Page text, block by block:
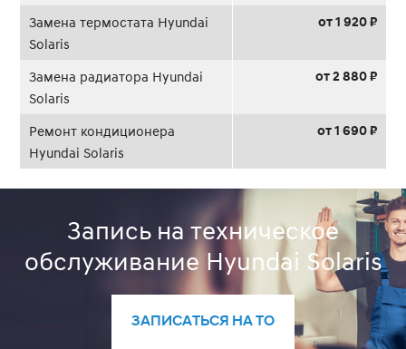
Замена термостата Hyundai
Solaris
от 1 920 ₽
Замена радиатора Hyundai
Solaris
от 2 880 ₽
Ремонт кондиционера
Hyundai Solaris
от 1 690 ₽
Запись на техническое
обслуживание Hyundai Solaris
ЗАПИСАТЬСЯ НА ТО